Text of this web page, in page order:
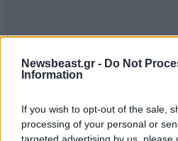
Newsbeast.gr - Do Not
Information
If you wish to opt-out of the sale,
processing of your personal or
targeted advertising by us, please